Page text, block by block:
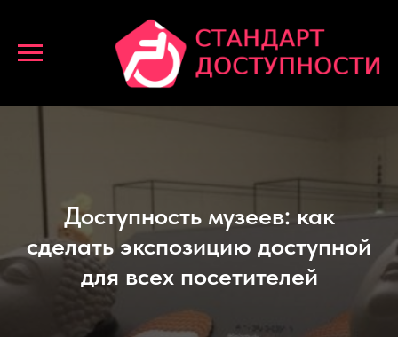
Доступность музеев: как
сделать экспозицию доступной
для всех посетителей